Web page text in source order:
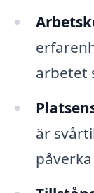
arbetet
är